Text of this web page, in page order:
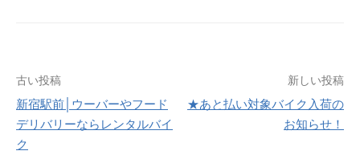
投
稿
ナ
古い投稿
新宿駅前│ウーバーやフード
デリバリーならレンタルバイ
ク
新しい投稿
★あと払い対象バイク入荷の
お知らせ！